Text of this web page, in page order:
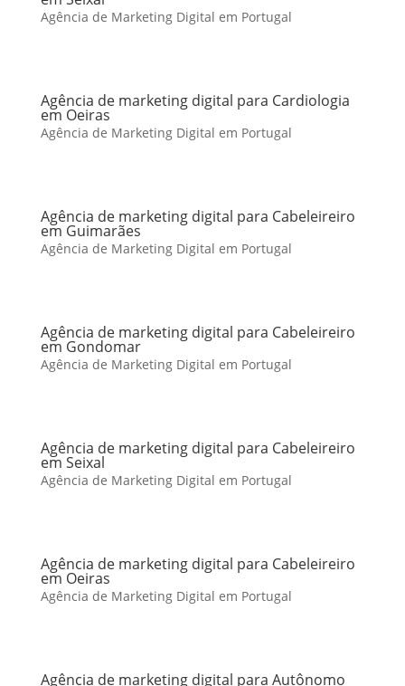
Agência de Marketing Digital em Portugal
Agência de marketing digital para Cardiologia
em Oeiras
Agência de Marketing Digital em Portugal
Agência de marketing digital para Cabeleireiro
em Guimarães
Agência de Marketing Digital em Portugal
Agência de marketing digital para Cabeleireiro
em Gondomar
Agência de Marketing Digital em Portugal
Agência de marketing digital para Cabeleireiro
em Seixal
Agência de Marketing Digital em Portugal
Agência de marketing digital para Cabeleireiro
em Oeiras
Agência de Marketing Digital em Portugal
Agência de marketing digital para Autônomo